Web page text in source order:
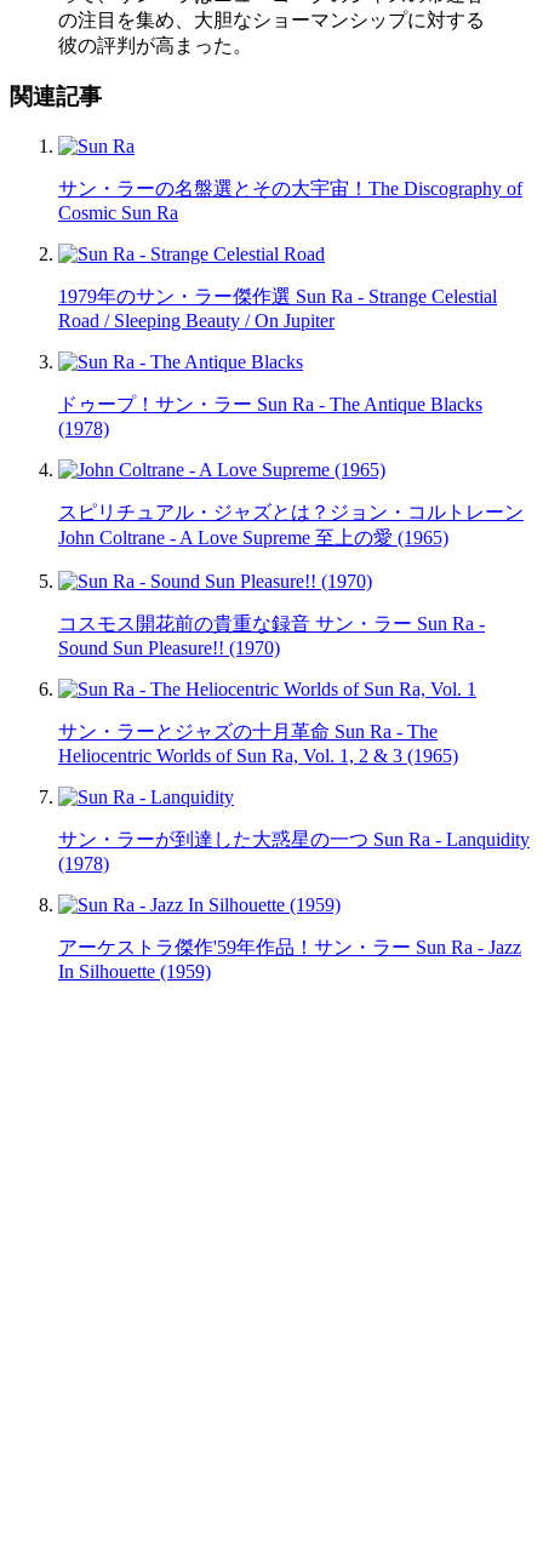
の注目を集め、大胆なショーマンシップに対する
彼の評判が高まった。
関連記事
サン・ラーの名盤選とその大宇宙！The Discography of
Cosmic Sun Ra
1979年のサン・ラー傑作選 Sun Ra - Strange Celestial
Road / Sleeping Beauty / On Jupiter
ドゥープ！サン・ラー Sun Ra - The Antique Blacks
(1978)
スピリチュアル・ジャズとは？ジョン・コルトレーン
John Coltrane - A Love Supreme 至上の愛 (1965)
コスモス開花前の貴重な録音 サン・ラー Sun Ra -
Sound Sun Pleasure!! (1970)
サン・ラーとジャズの十月革命 Sun Ra - The
Heliocentric Worlds of Sun Ra, Vol. 1, 2 & 3 (1965)
サン・ラーが到達した大惑星の一つ Sun Ra - Lanquidity
(1978)
アーケストラ傑作'59年作品！サン・ラー Sun Ra - Jazz
In Silhouette (1959)